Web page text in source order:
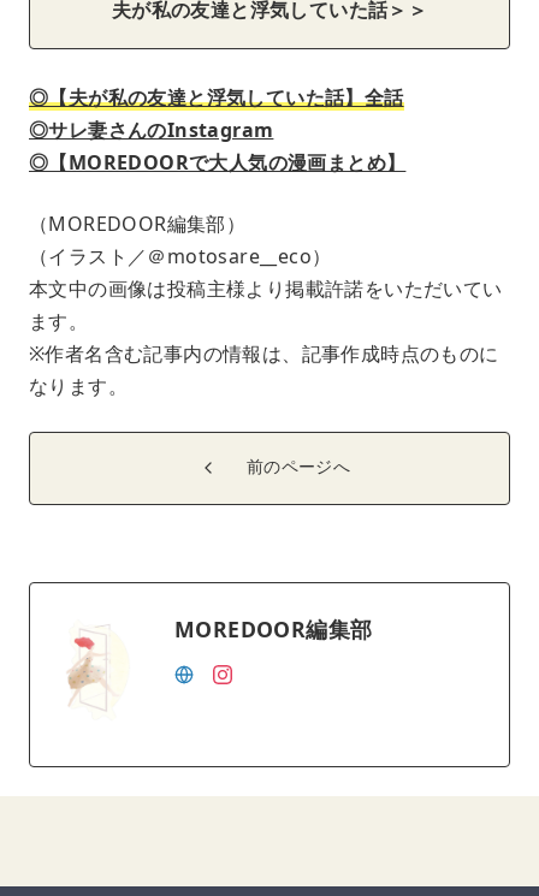
夫が私の友達と浮気していた話＞＞
◎【夫が私の友達と浮気していた話】全話
◎サレ妻さんのInstagram
◎【MOREDOORで大人気の漫画まとめ】
（MOREDOOR編集部）
（イラスト／＠motosare__eco）
本文中の画像は投稿主様より掲載許諾をいただいてい
ます。
※作者名含む記事内の情報は、記事作成時点のものに
なります。
前のページへ
MOREDOOR編集部